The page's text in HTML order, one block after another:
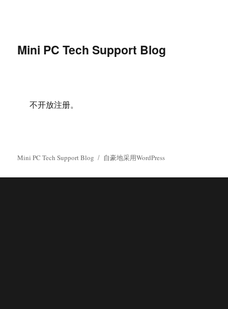
Mini PC Tech Support Blog
不开放注册。
Mini PC Tech Support Blog 自豪地采用WordPress